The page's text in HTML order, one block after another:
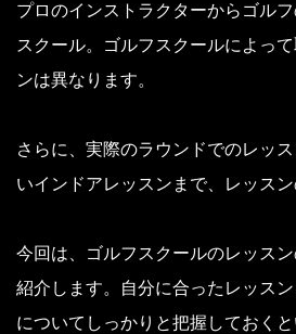
プロのインストラクターからゴル
スクール。ゴルフスクールによっ
ンは異なります。
さらに、実際のラウンドでのレッ
いインドアレッスンまで、レッスン
今回は、ゴルフスクールのレッス
紹介します。自分に合ったレッス
についてしっかりと把握しておくと